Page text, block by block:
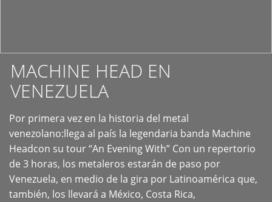
MACHINE HEAD EN
VENEZUELA
Por primera vez en la historia del metal
venezolano:llega al país la legendaria banda Machine
Headcon su tour “An Evening With” Con un repertorio
de 3 horas, los metaleros estarán de paso por
Venezuela, en medio de la gira por Latinoamérica que,
también, los llevará a México, Costa Rica,
+